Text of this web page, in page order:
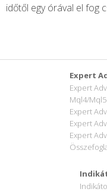
időtől egy órával el fog
Expert
Expert
Mql4/
Expert
Expert
Expert